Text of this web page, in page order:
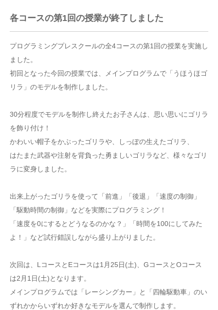
各コースの第1回の授業が終了しました
プログラミングプレスクールの全4コースの第1回の授業を実施し
ました。
初回となった今回の授業では、メインプログラムで「うほうほゴ
リラ」のモデルを制作しました。
30分程度でモデルを制作し終えたお子さんは、思い思いにゴリラ
を飾り付け！
かわいい帽子をかぶったゴリラや、しっぽの生えたゴリラ、
はたまた武器や注射を背負った勇ましいゴリラなど、様々なゴリ
ラに変身しました。
出来上がったゴリラを使って「前進」「後退」「速度の制御」
「駆動時間の制御」などを実際にプログラミング！
「速度を0にするとどうなるのかな？」「時間を100にしてみた
よ！」など試行錯誤しながら盛り上がりました。
次回は、LコースとEコースは1月25日(土)、GコースとOコース
は2月1日(土)となります。
メインプログラムでは「レーシングカー」と「四輪駆動車」のい
ずれかからいずれか好きなモデルを選んで制作します。